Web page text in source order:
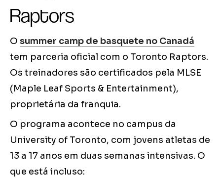
Raptors
O summer camp de basquete no Canadá
tem parceria oficial com o Toronto Raptors.
Os treinadores são certificados pela MLSE
(Maple Leaf Sports & Entertainment),
proprietária da franquia.
O programa acontece no campus da
University of Toronto, com jovens atletas de
13 a 17 anos em duas semanas intensivas. O
que está incluso: